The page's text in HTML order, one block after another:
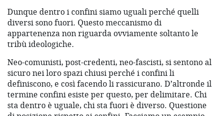
Dunque dentro i confini siamo uguali perché quelli
diversi sono fuori. Questo meccanismo di
appartenenza non riguarda ovviamente soltanto le
tribù ideologiche.
Neo-comunisti, post-credenti, neo-fascisti, si sentono al
sicuro nei loro spazi chiusi perché i confini li
definiscono, e così facendo li rassicurano. D’altronde il
termine confini esiste per questo, per delimitare. Chi
sta dentro è uguale, chi sta fuori è diverso. Questione